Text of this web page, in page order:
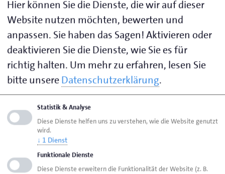
PH - Steigposition bzw. Steignaht, Stumpfnähte Rohr
an Rohr und Kehlnähte Rohr an Platte (senkrechtes
Schweißen von unten nach oben)
H-L045 - 45° geneigte Position (Rohr fest),
steigendes Schweißen
Ja Nein
Verfügen Sie über schweißtechnische Vorkenntnisse?
Vorname*
Nachname*
Hier können Sie die Dienste, die wir auf dieser
Website nutzen möchten, bewerten und
anpassen. Sie haben das Sagen! Aktivieren oder
deaktivieren Sie die Dienste, wie Sie es für
richtig halten. Um mehr zu erfahren, lesen Sie
bitte unsereDatenschutzerklärung.
Statistik & Analyse
Diese Dienste helfen uns zu verstehen, wie die Website genutzt
wird.
↓ 1 Dienst
Funktionale Dienste
Diese Dienste erweitern die Funktionalität der Website (z. B.